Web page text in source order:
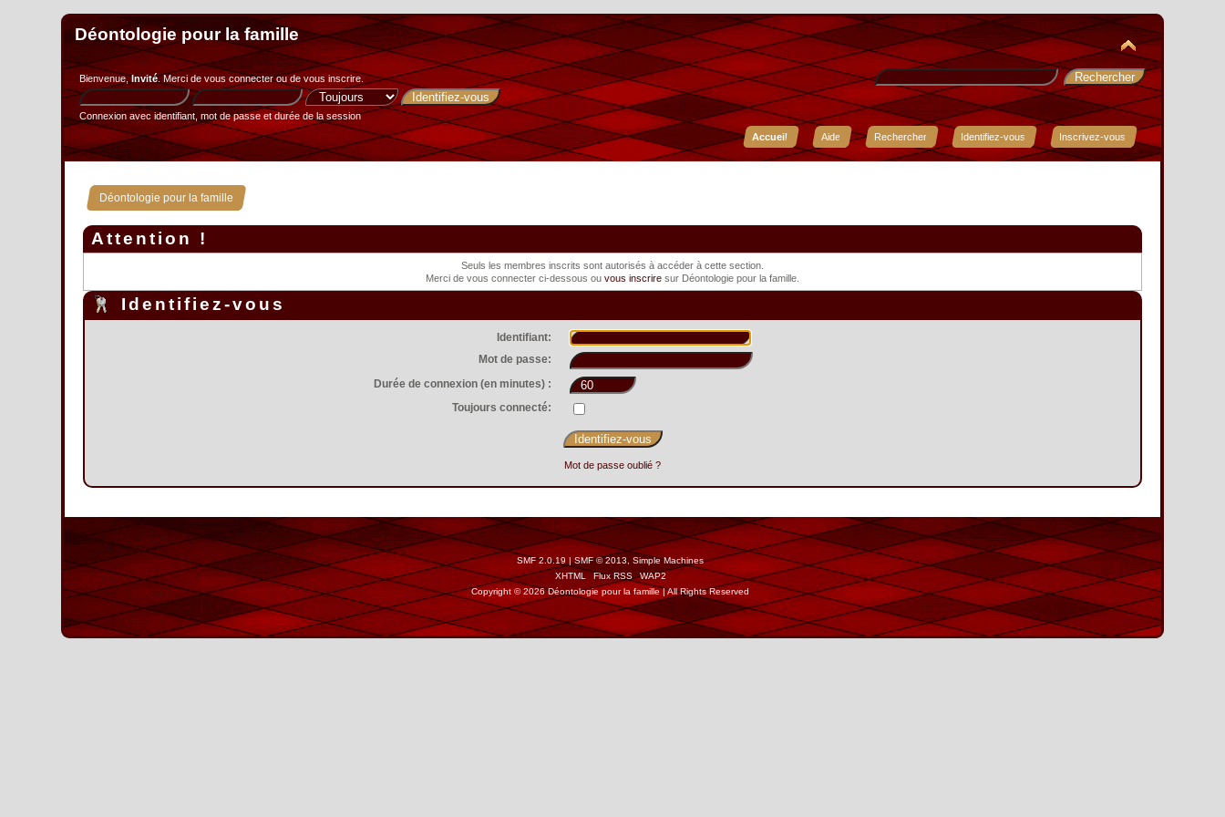
Déontologie pour la famille
Bienvenue,Invité. Merci devous connecterou devous inscrire.
Connexion avec identifiant, mot de passe et durée de la session
Accueil
Aide Rechercher Identifiez-vous Inscrivez-vous
Déontologie pour la famille
Attention !
Seuls les membres inscrits sont autorisés à accéder à cette section.
Merci de vous connecter ci-dessous ou vous inscrire sur Déontologie pour la famille.
Identifiez-vous
Identifiant:
Mot de passe:
Durée de connexion (en minutes) :
Toujours connecté:
Mot de passe oublié ?
SMF 2.0.19 |SMF © 2013, Simple Machines
XHTML
Flux RSS
WAP2
Copyright © 2026 Déontologie pour la famille | All Rights Reserved